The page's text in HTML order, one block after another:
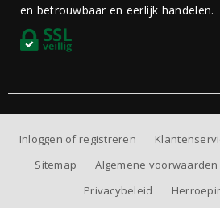
en betrouwbaar en eerlijk handelen.
Inloggen of registreren
Sitemap
Algemene voorwaarden
Privacybeleid